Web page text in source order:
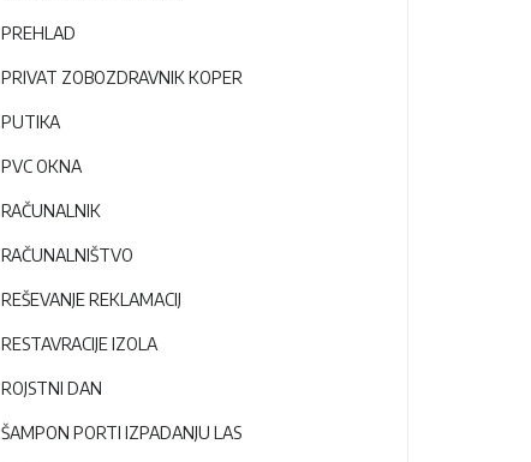
PREHLAD
PRIVAT ZOBOZDRAVNIK KOPER
PUTIKA
PVC OKNA
RAČUNALNIK
RAČUNALNIŠTVO
REŠEVANJE REKLAMACIJ
RESTAVRACIJE IZOLA
ROJSTNI DAN
ŠAMPON PORTI IZPADANJU LAS